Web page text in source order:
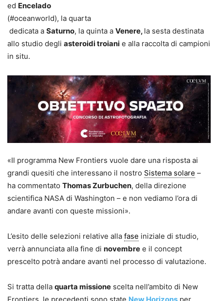
ed Encelado
(#oceanworld), la quarta
dedicata a Saturno, la quinta a Venere, la sesta destinata
allo studio degli asteroidi troiani e alla raccolta di campioni
in situ.
«Il programma New Frontiers vuole dare una risposta ai
grandi quesiti che interessano il nostro Sistema solare –
ha commentato Thomas Zurbuchen, della direzione
scientifica NASA di Washington – e non vediamo l’ora di
andare avanti con queste missioni».
L’esito delle selezioni relative alla fase iniziale di studio,
verrà annunciata alla fine di novembre e il concept
prescelto potrà andare avanti nel processo di valutazione.
Si tratta della quarta missione scelta nell’ambito di New